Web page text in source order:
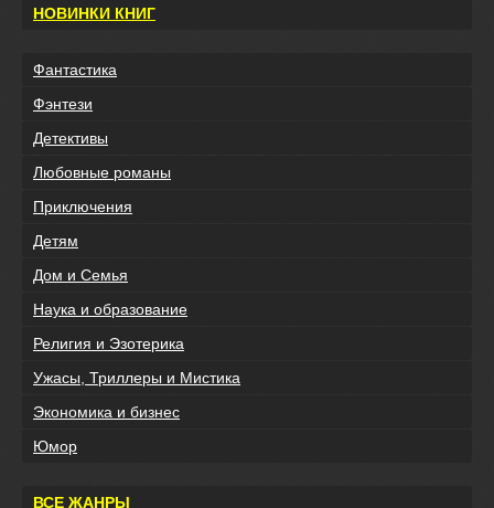
НОВИНКИ КНИГ
Фантастика
Фэнтези
Детективы
Любовные романы
Приключения
Детям
Дом и Семья
Наука и образование
Религия и Эзотерика
Ужасы, Триллеры и Мистика
Экономика и бизнес
Юмор
ВСЕ ЖАНРЫ